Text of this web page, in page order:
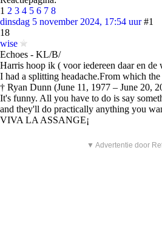
1 2 3 4 5 6 7 8
dinsdag 5 november 2024, 17:54 uur #1
18
wise
Echoes - KL/B/
Harris hoop ik ( voor iedereen daar en de
I had a splitting headache.From which the
† Ryan Dunn (June 11, 1977 – June 20,
It's funny. All you have to do is say
and they'll do practically anything you
VIVA LA ASSANGE¡
▼ Advertentie door